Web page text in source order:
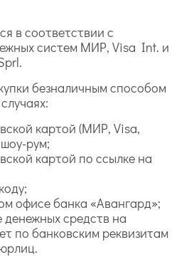
в соответствии с
систем МИР, Visa Int. и
безналичным способом
картой (МИР, Visa,
рум;
картой по ссылке на
офисе банка «Авангард»;
денежных средств на
по банковским реквизитам